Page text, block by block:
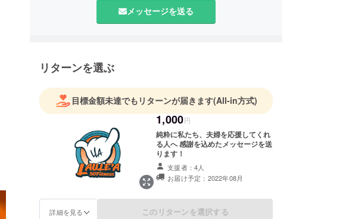
メッセージを送る
リターンを選ぶ
目標金額未達でもリターンが届きます(All-in方式)
1,000円
純粋に私たち、夫婦を応援してくれ
る人へ 感謝を込めたメッセージを送
ります！
支援者：4人
お届け予定：2022年08月
詳細を見る このリターンを選択する